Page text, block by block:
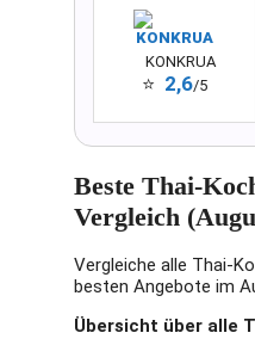
KONKRUA
⭐ 2,6/5
Beste Thai-
Vergleich
Vergleiche alle Thai-
besten Angebote im
Übersicht über alle